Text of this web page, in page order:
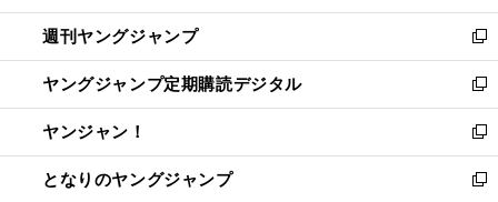
開
く
ウ
で
開
く
ン
ド
ウ
で
開
く
ウ
ィ
ン
ド
ウ
で
開
く
週刊ヤングジャンプ
新
し
い
ウ
ィ
ン
ド
ヤングジャンプ定期購読デジタル
新
し
い
ウ
ィ
ヤンジャン！
新
し
い
となりのヤングジャンプ
新